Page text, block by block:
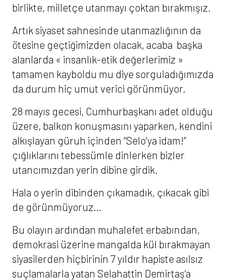
birlikte, milletçe utanmayı çoktan bırakmışız.
Artık siyaset sahnesinde utanmazlığının da
ötesine geçtiğimizden olacak, acaba başka
alanlarda « insanlık-etik değerlerimiz »
tamamen kayboldu mu diye sorguladığımızda
da durum hiç umut verici görünmüyor.
28 mayıs gecesi, Cumhurbaşkanı adet olduğu
üzere, balkon konuşmasını yaparken, kendini
alkışlayan güruh içinden “Selo’ya idam!”
çığlıklarını tebessümle dinlerken bizler
utancımızdan yerin dibine girdik.
Hala o yerin dibinden çıkamadık, çıkacak gibi
de görünmüyoruz…
Bu olayın ardından muhalefet erbabından,
demokrasi üzerine mangalda kül bırakmayan
siyasilerden hiçbirinin 7 yıldır hapiste asılsız
suçlamalarla yatan Selahattin Demirtaş’a